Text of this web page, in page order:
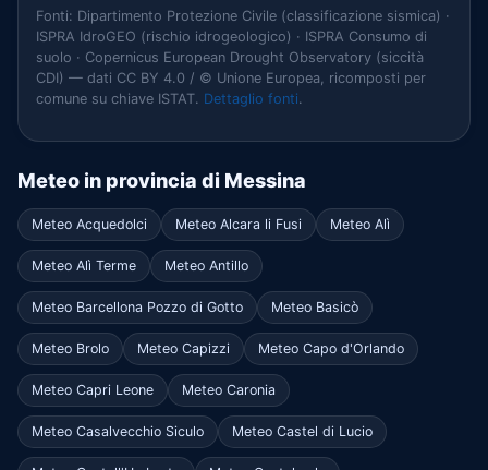
Fonti: Dipartimento Protezione Civile (classificazione sismica) ·
ISPRA IdroGEO (rischio idrogeologico) · ISPRA Consumo di
suolo · Copernicus European Drought Observatory (siccità
CDI) — dati CC BY 4.0 / © Unione Europea, ricomposti per
comune su chiave ISTAT. Dettaglio fonti.
Meteo in provincia di Messina
Meteo Acquedolci Meteo Alcara li Fusi Meteo Alì
Meteo Alì Terme Meteo Antillo
Meteo Barcellona Pozzo di Gotto Meteo Basicò
Meteo Brolo Meteo Capizzi Meteo Capo d'Orlando
Meteo Capri Leone Meteo Caronia
Meteo Casalvecchio Siculo Meteo Castel di Lucio